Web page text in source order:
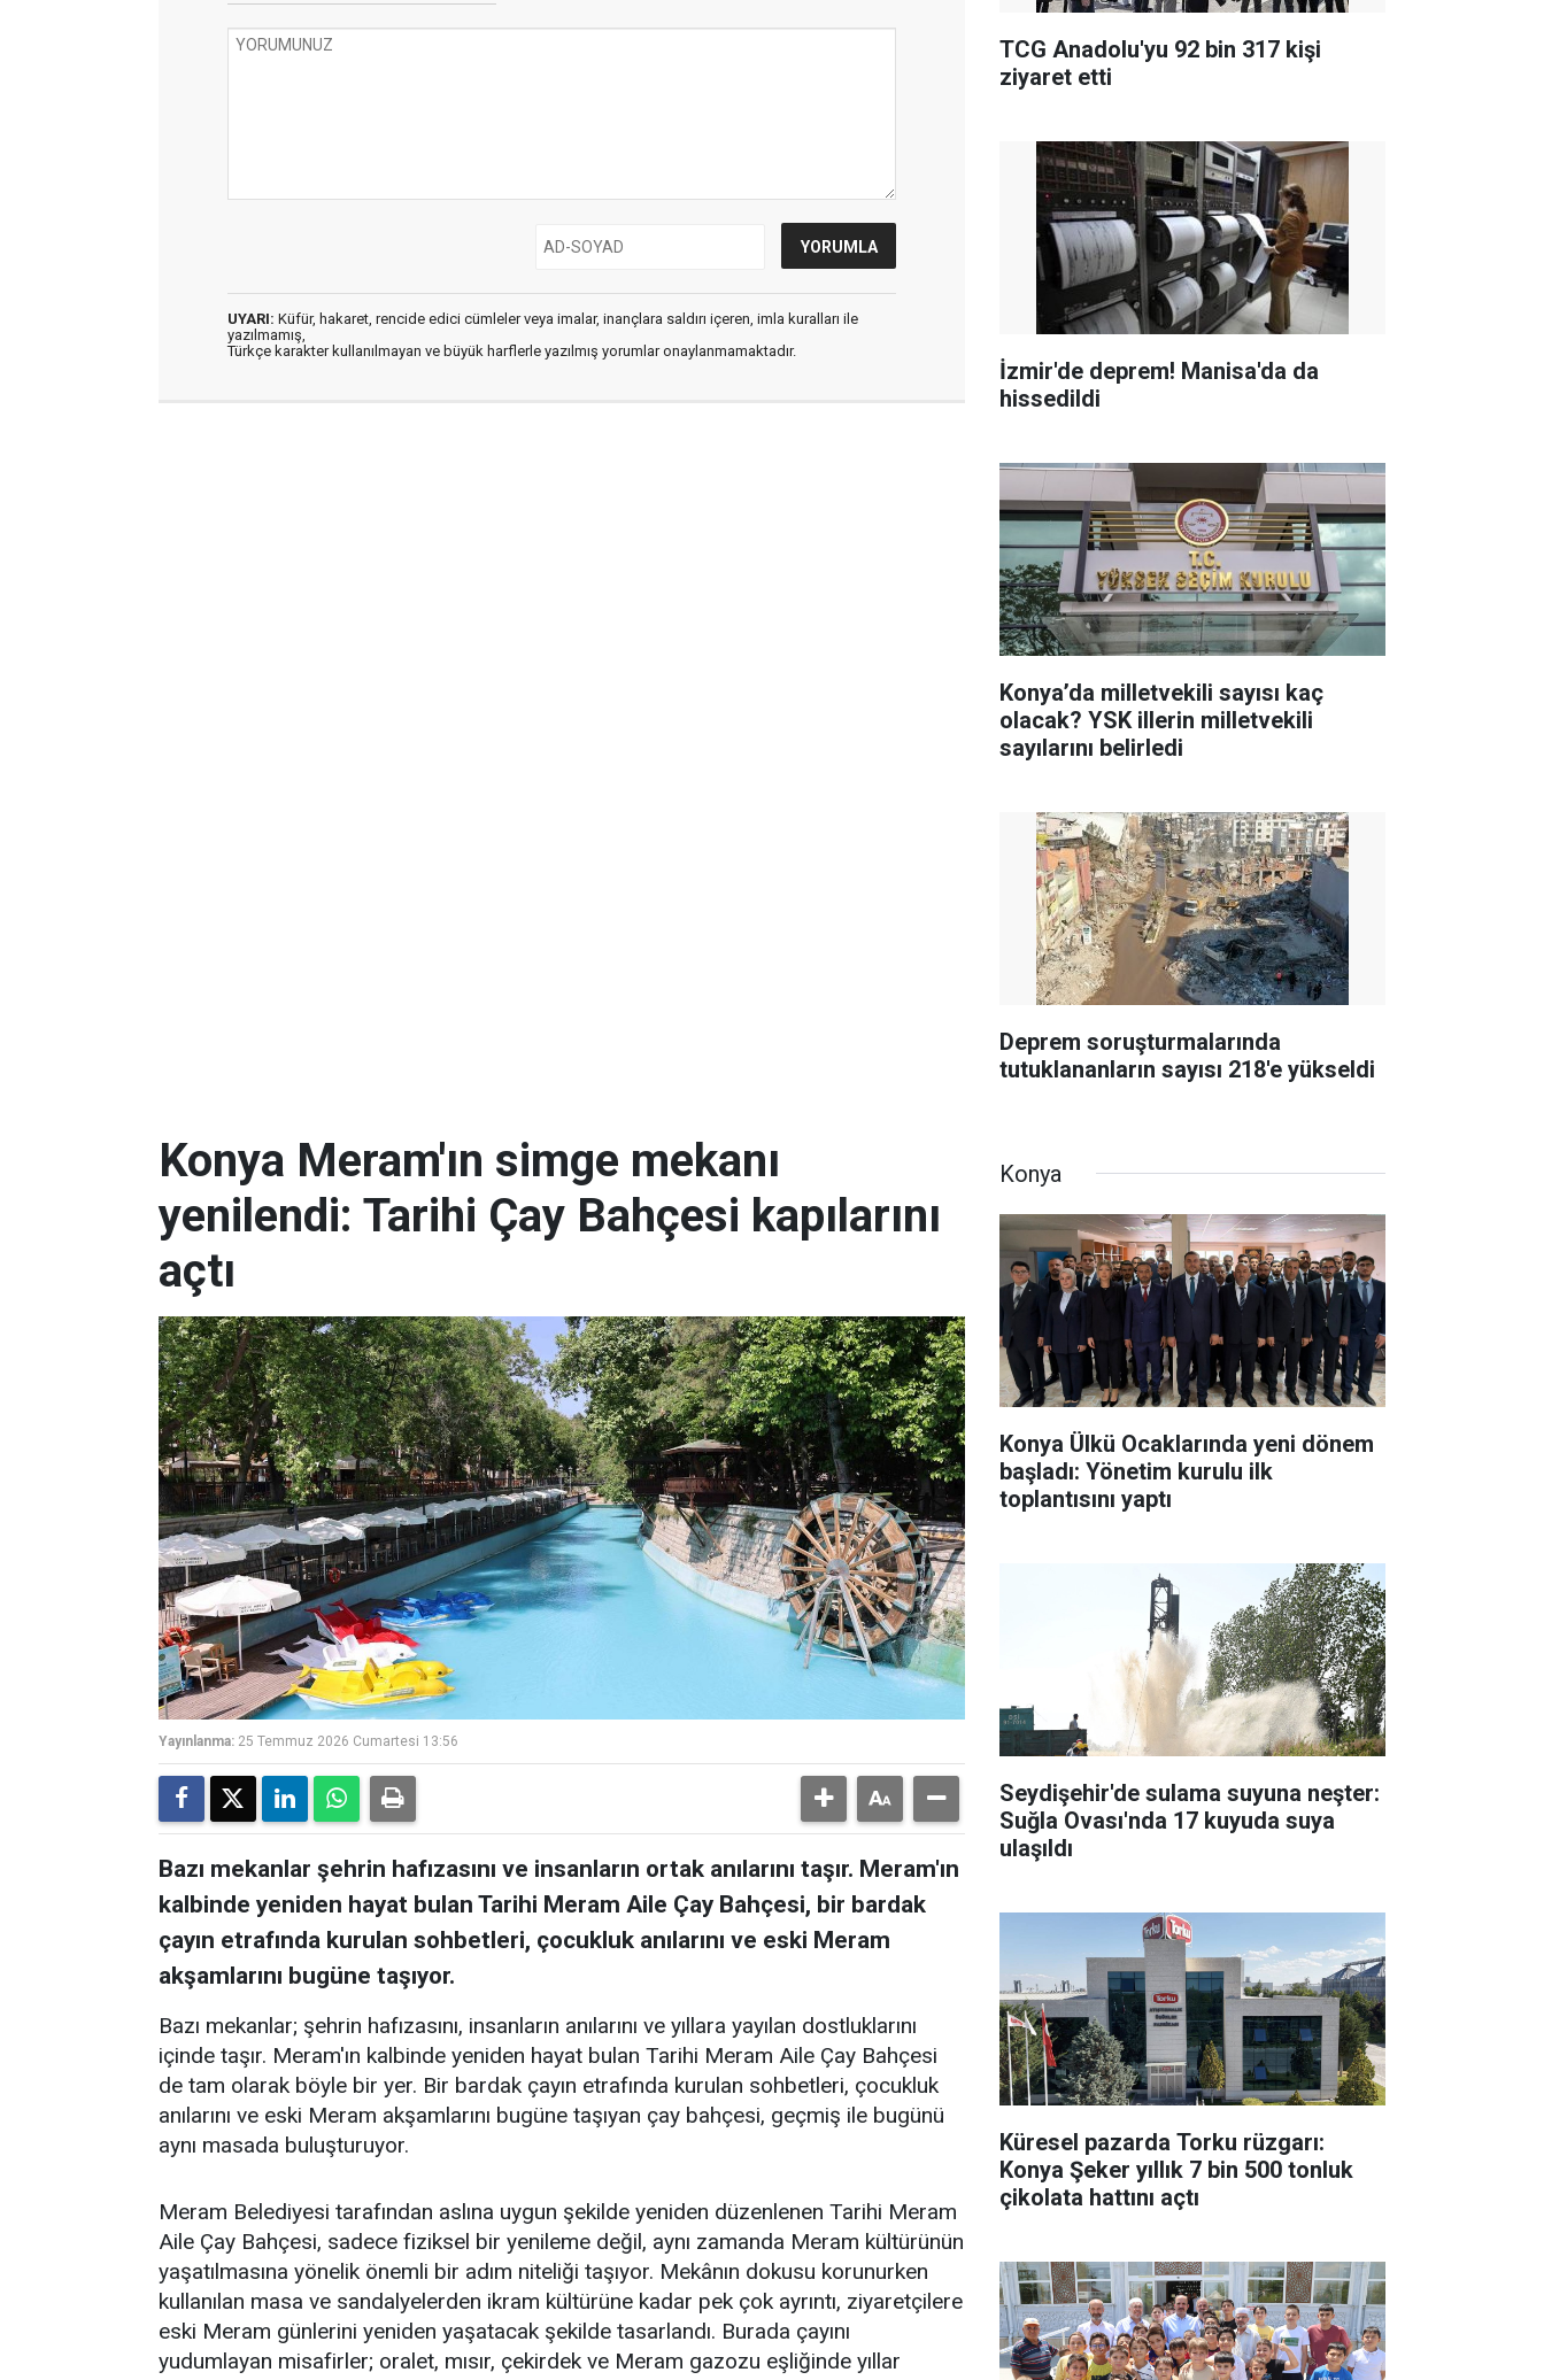
UYARI: Küfür, hakaret, rencide edici cümleler veya imalar, inançlara saldırı içeren, imla kuralları ile
yazılmamış,
Türkçe karakter kullanılmayan ve büyük harflerle yazılmış yorumlar onaylanmamaktadır.
TCG Anadolu'yu 92 bin 317 kişi
ziyaret etti
İzmir'de deprem! Manisa'da da
hissedildi
Konya’da milletvekili sayısı kaç
olacak? YSK illerin milletvekili
sayılarını belirledi
Deprem soruşturmalarında
tutuklananların sayısı 218'e yükseldi
Konya Meram'ın simge mekanı
yenilendi: Tarihi Çay Bahçesi kapılarını
açtı
Yayınlanma: 25 Temmuz 2026 Cumartesi 13:56
Bazı mekanlar şehrin hafızasını ve insanların ortak anılarını taşır. Meram'ın
kalbinde yeniden hayat bulan Tarihi Meram Aile Çay Bahçesi, bir bardak
çayın etrafında kurulan sohbetleri, çocukluk anılarını ve eski Meram
akşamlarını bugüne taşıyor.
Bazı mekanlar; şehrin hafızasını, insanların anılarını ve yıllara yayılan dostluklarını
içinde taşır. Meram'ın kalbinde yeniden hayat bulan Tarihi Meram Aile Çay Bahçesi
de tam olarak böyle bir yer. Bir bardak çayın etrafında kurulan sohbetleri, çocukluk
anılarını ve eski Meram akşamlarını bugüne taşıyan çay bahçesi, geçmiş ile bugünü
aynı masada buluşturuyor.
Meram Belediyesi tarafından aslına uygun şekilde yeniden düzenlenen Tarihi Meram
Aile Çay Bahçesi, sadece fiziksel bir yenileme değil, aynı zamanda Meram kültürünün
yaşatılmasına yönelik önemli bir adım niteliği taşıyor. Mekânın dokusu korunurken
kullanılan masa ve sandalyelerden ikram kültürüne kadar pek çok ayrıntı, ziyaretçilere
eski Meram günlerini yeniden yaşatacak şekilde tasarlandı. Burada çayını
yudumlayan misafirler; oralet, mısır, çekirdek ve Meram gazozu eşliğinde yıllar
Konya
Konya Ülkü Ocaklarında yeni dönem
başladı: Yönetim kurulu ilk
toplantısını yaptı
Seydişehir'de sulama suyuna neşter:
Suğla Ovası'nda 17 kuyuda suya
ulaşıldı
Küresel pazarda Torku rüzgarı:
Konya Şeker yıllık 7 bin 500 tonluk
çikolata hattını açtı